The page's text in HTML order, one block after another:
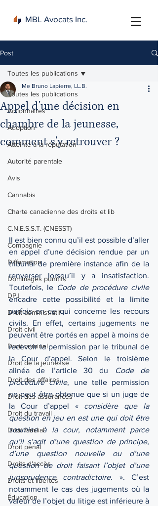
MBL Avocats Inc.
Post
Toutes les publications
Actionnaires
Adoption
Atteinte à la réputation
Autorité parentale
Avis
Cannabis
Charte canadienne des droits et lib
C.N.E.S.S.T. (CNESST)
Compagnie
Diffamation
Dommages punitifs
DPJ
Droit administratif
Droit civil
Droit criminel
Droit de la jeunesse
Droit des affaires
Droit des assurances
Droit du travail
Droit familial
Droit pénal
Droits d'accès
Droits et libertés
Éducation
Toutes les publications
Appel d'une décision en
chambre de la jeunesse,
comment s'y retrouver ?
Me Bruno Lapierre, LL.B.
Il est bien connu qu’il est possible d’aller
en appel d’une décision rendue par un
tribunal de première instance afin de la
renverser lorsqu’il y a insatisfaction.
Toutefois, le Code de procédure civile
encadre cette possibilité et la limite
parfois en ce qui concerne les recours
civils. En effet, certains jugements ne
peuvent être portés en appel à moins de
recevoir la permission par le tribunal de
la Cour d’appel. Selon le troisième
alinéa de l’article 30 du
Code de
procédure civile, une telle permission
ne peut être obtenue que si un juge de
la Cour d’appel « considère que la
question en jeu en est une qui doit être
soumise à la cour, notamment parce
qu’il s’agit d’une question de principe,
d’une question nouvelle ou d’une
question de droit faisant l’objet d’une
jurisprudence contradictoire. ». C’est
notamment le cas des jugements où la
valeur de l’objet du litige est inférieure à